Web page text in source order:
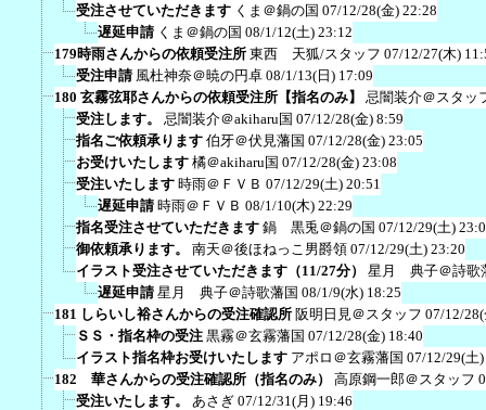
受注させていただきます くま＠鍋の国 07/12/28(金) 22:28
遅延申請 くま＠鍋の国 08/1/12(土) 23:12
179時雨さんからの依頼受注所 東西 天狐/スタッフ 07/12/27(木)
受注申請 風杜神奈＠暁の円卓 08/1/13(日) 17:09
180 玄霧弦耶さんからの依頼受注所【指名のみ】
忌闇装介＠スタッ
受注します。
忌闇装介＠akiharu国 07/12/28(金) 8:59
指名ご依頼承ります 伯牙＠伏見藩国 07/12/28(金) 23:05
お受けいたします 橘＠akiharu国 07/12/28(金) 23:08
受注いたします 時雨＠ＦＶＢ 07/12/29(土) 20:51
遅延申請 時雨＠ＦＶＢ 08/1/10(木) 22:29
指名受注させていただきます 鍋 黒兎＠鍋の国 07/12/29(土)
御依頼承ります。
南天＠後ほねっこ男爵領 07/12/29(土) 23:20
イラスト受注させていただきます（11/27分）
星月 典子＠詩歌
遅延申請 星月 典子＠詩歌藩国 08/1/9(水) 18:25
181 しらいし裕さんからの受注確認所 阪明日見＠スタッフ 07/12/
ＳＳ・指名枠の受注 黒霧＠玄霧藩国 07/12/28(金) 18:40
イラスト指名枠お受けいたします アポロ＠玄霧藩国 07/12/29(土
182 華さんからの受注確認所（指名のみ）
高原鋼一郎＠スタッフ
受注いたします。
あさぎ 07/12/31(月) 19:46